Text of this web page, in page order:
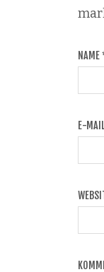
NAME
E-MAIL